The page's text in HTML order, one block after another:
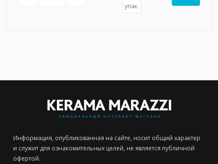
упак.
Информация, опубликованная на сайте, носит общий характер
и служит для ознакомительных целей, не является публичной
офертой.